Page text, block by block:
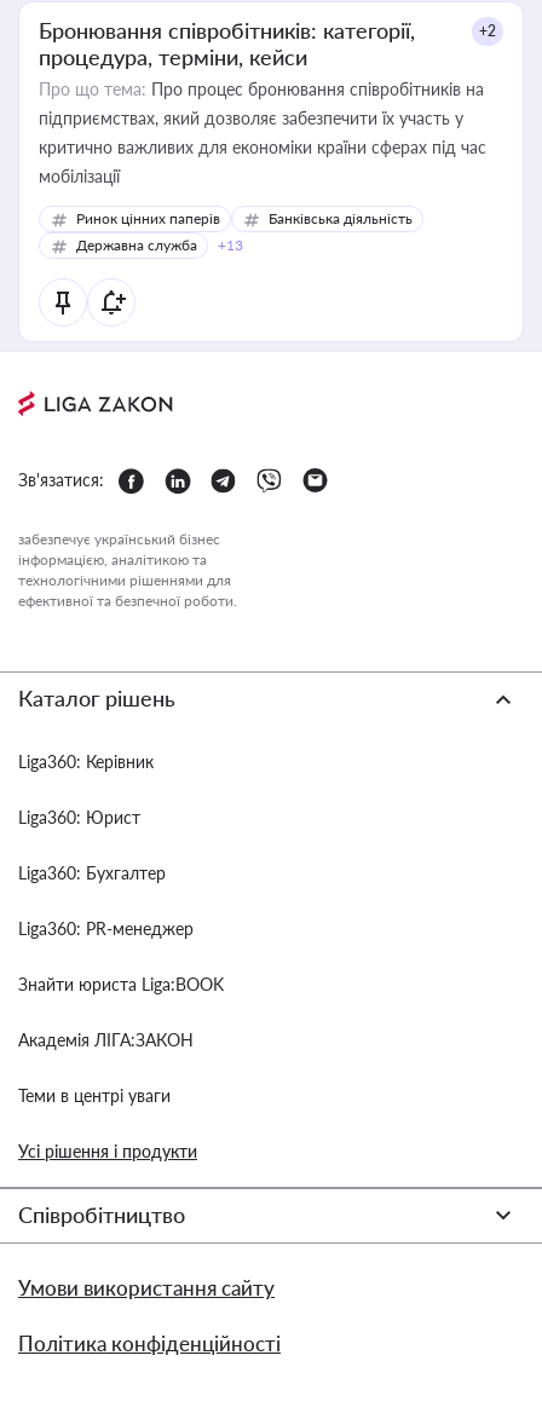
Бронювання співробітників: категорії,
процедура, терміни, кейси
+2
Про що тема: Про процес бронювання співробітників на
підприємствах, який дозволяє забезпечити їх участь у
критично важливих для економіки країни сферах під час
мобілізації
Ринок цінних паперів
Банківська діяльність
Державна служба
+13
Зв'язатися:
забезпечує український бізнес
інформацією, аналітикою та
технологічними рішеннями для
ефективної та безпечної роботи.
Каталог рішень
Liga360: Керівник
Liga360: Юрист
Liga360: Бухгалтер
Liga360: PR-менеджер
Знайти юриста Liga:BOOK
Академія ЛІГА:ЗАКОН
Теми в центрі уваги
Усі рішення і продукти
Співробітництво
Умови використання сайту
Політика конфіденційності